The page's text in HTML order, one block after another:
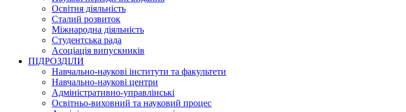
Освітня діяльність
Сталий розвиток
Міжнародна діяльність
Студентська рада
Асоціація випускників
ПІДРОЗДІЛИ
Навчально-наукові інститути та факультети
Навчально-наукові центри
Адміністративно-управлінські
Освітньо-виховний та науковий процес